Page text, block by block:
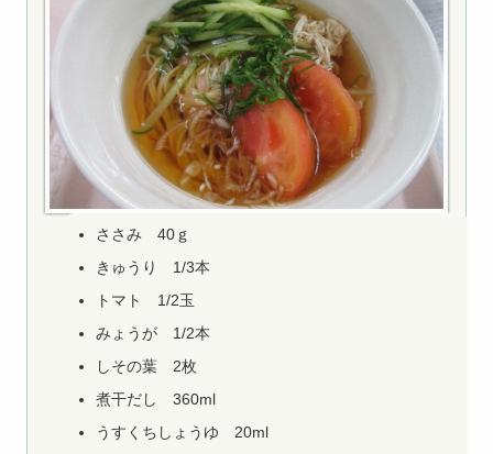
ささみ 40ｇ
きゅうり 1/3本
トマト 1/2玉
みょうが 1/2本
しその葉 2枚
煮干だし 360ml
うすくちしょうゆ 20ml